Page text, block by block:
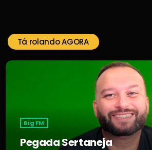
Tá rolando AGORA
Big FM
Pegada Sertaneja